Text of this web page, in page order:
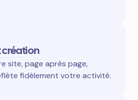
création
site, page après page,
fidèlement votre activité.